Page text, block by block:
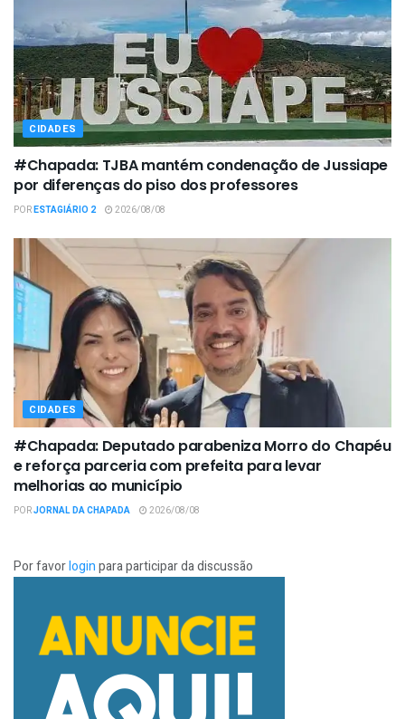
CIDADES
#Chapada: TJBA mantém condenação de Jussiape
por diferenças do piso dos professores
PORESTAGIÁRIO 2 2026/08/08
CIDADES
#Chapada: Deputado parabeniza Morro do Chapéu
e reforça parceria com prefeita para levar
melhorias ao município
PORJORNAL DA CHAPADA 2026/08/08
Por favorloginpara participar da discussão